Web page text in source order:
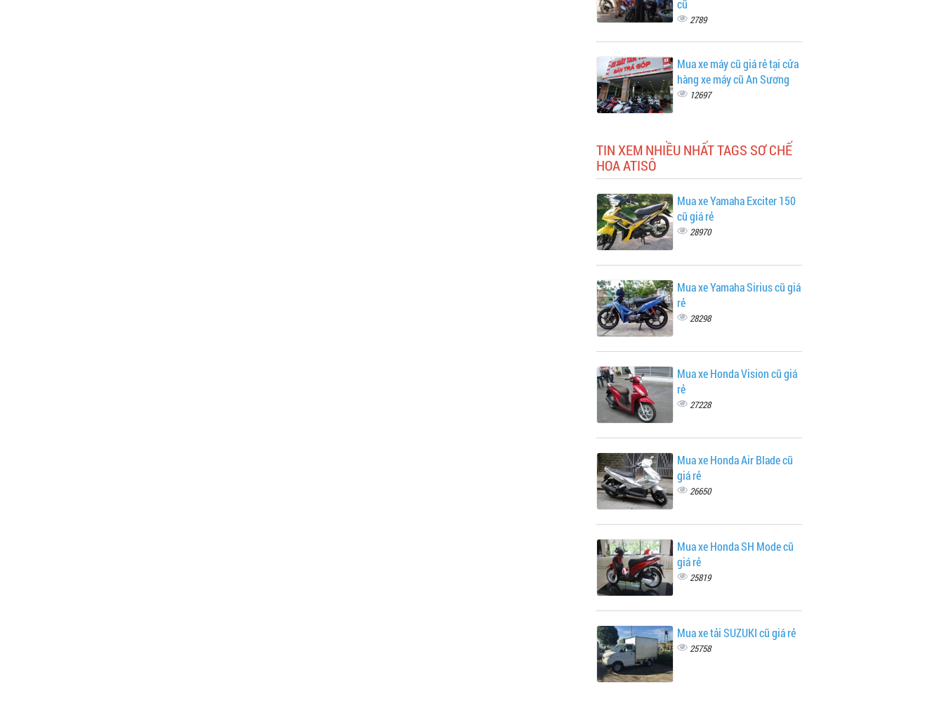
cũ
2789
Mua xe máy cũ giá rẻ tại cửa
hàng xe máy cũ An Sương
12697
TIN XEM NHIỀU NHẤT TAGS SƠ CHẾ
HOA ATISÔ
Mua xe Yamaha Exciter 150
cũ giá rẻ
28970
Mua xe Yamaha Sirius cũ giá
rẻ
28298
Mua xe Honda Vision cũ giá
rẻ
27228
Mua xe Honda Air Blade cũ
giá rẻ
26650
Mua xe Honda SH Mode cũ
giá rẻ
25819
Mua xe tải SUZUKI cũ giá rẻ
25758